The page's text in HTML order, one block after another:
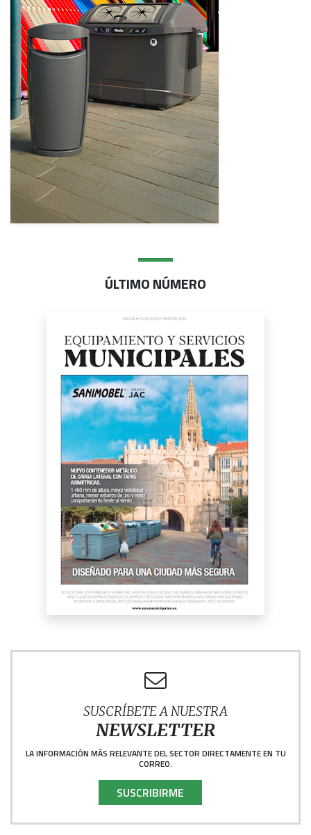
ÚLTIMO NÚMERO
SUSCRÍBETE A NUESTRA
NEWSLETTER
LA INFORMACIÓN MÁS RELEVANTE DEL SECTOR DIRECTAMENTE EN TU
CORREO.
SUSCRIBIRME